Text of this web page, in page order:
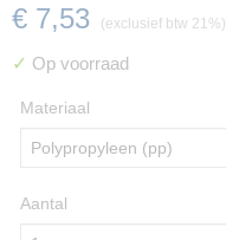
€ 7,53 (exclusief btw 21%)
✓ Op voorraad
Materiaal
Aantal